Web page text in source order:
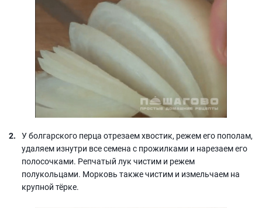
У болгарского перца отрезаем хвостик, режем его пополам,
удаляем изнутри все семена с прожилками и нарезаем его
полосочками. Репчатый лук чистим и режем
полукольцами. Морковь также чистим и измельчаем на
крупной тёрке.